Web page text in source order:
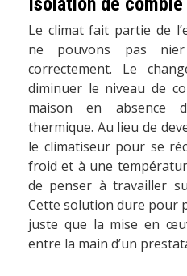
Le climat fait partie de
ne pouvons pas
correctement. Le
diminuer le niveau de
maison en absence
thermique. Au lieu de
le climatiseur pour se
froid et à une
de penser à travailler
Cette solution dure pour
juste que la mise en
entre la main d’un